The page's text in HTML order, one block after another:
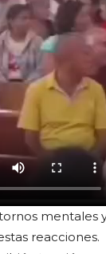
mentales
reacciones.